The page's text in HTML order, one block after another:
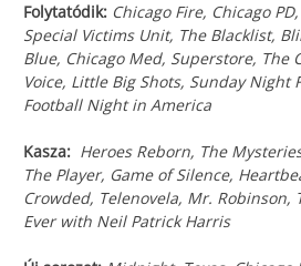
Folytatódik: Chicago Fire, Chicago
Special Victims Unit, The Blacklist,
Blue, Chicago Med, Superstore, The
Voice, Little Big Shots, Sunday Night
Football Night in America
Kasza: Heroes Reborn, The
The Player, Game of Silence,
Crowded, Telenovela, Mr. Robinson,
Ever with Neil Patrick Harris